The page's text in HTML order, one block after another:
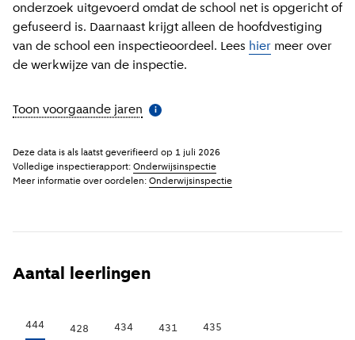
onderzoek uitgevoerd omdat de school net is opgericht of
gefuseerd is. Daarnaast krijgt alleen de hoofdvestiging
van de school een inspectieoordeel. Lees hier meer over
de werkwijze van de inspectie.
Toon voorgaande jaren Meer informatie
i
Deze data is als laatst geverifieerd op 1 juli 2026
Volledige inspectierapport: Onderwijsinspectie
Meer informatie over oordelen: Onderwijsinspectie
Aantal leerlingen
444 428 434 431 435